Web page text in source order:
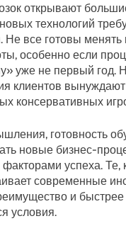
открывают
технологий
Не все готовы
особенно если
уже не первый год.
клиентов
консервативных
готовность
новые бизнес-
успеха. Те,
современные
и быстрее
условия.